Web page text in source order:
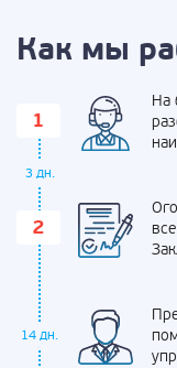
Как мы
3 дн.
На
14 дн.